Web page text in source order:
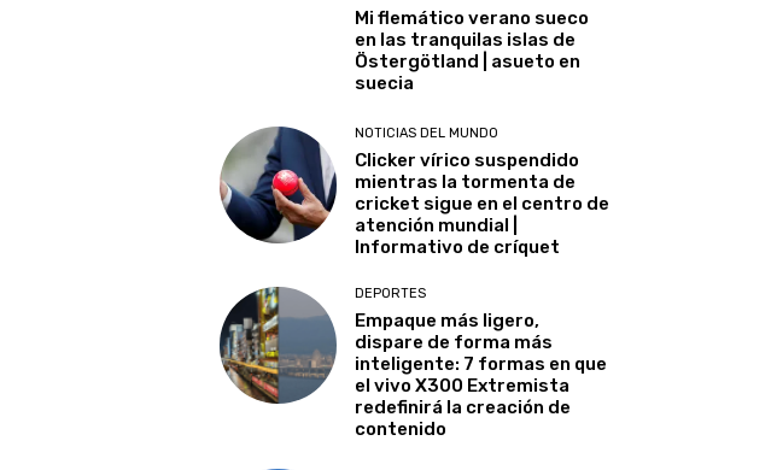
Mi flemático verano sueco
en las tranquilas islas de
Östergötland | asueto en
suecia
NOTICIAS DEL MUNDO
Clicker vírico suspendido
mientras la tormenta de
cricket sigue en el centro de
atención mundial |
Informativo de críquet
DEPORTES
Empaque más ligero,
dispare de forma más
inteligente: 7 formas en que
el vivo X300 Extremista
redefinirá la creación de
contenido